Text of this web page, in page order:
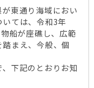
東通り海域におい
ては、令和3年
船が座礁し、広範
まえ、今般、個
下記のとおりお知